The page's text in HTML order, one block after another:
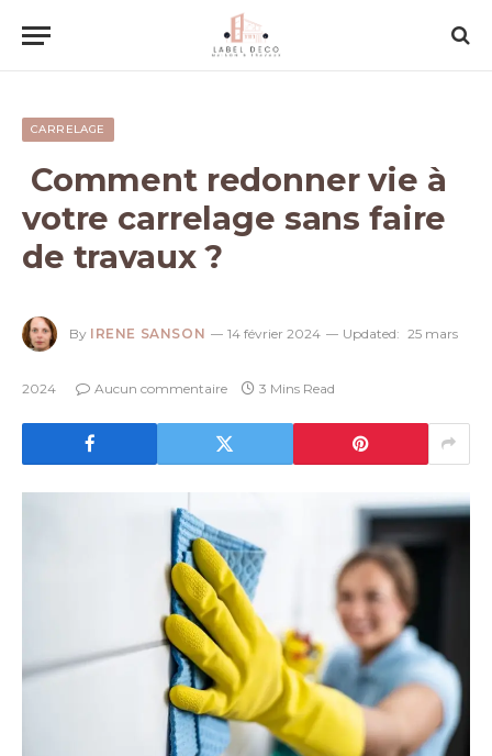
CARRELAGE
Comment redonner vie à
votre carrelage sans faire
de travaux ?
By IRENE SANSON 14 février 2024 Updated: 25 mars
2024 Aucun commentaire 3 Mins Read